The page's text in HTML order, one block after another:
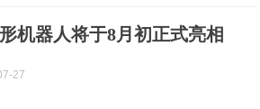
机器人将于8月初正式亮相
27